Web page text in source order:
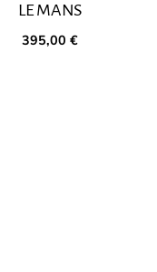
LE MANS
395,00€